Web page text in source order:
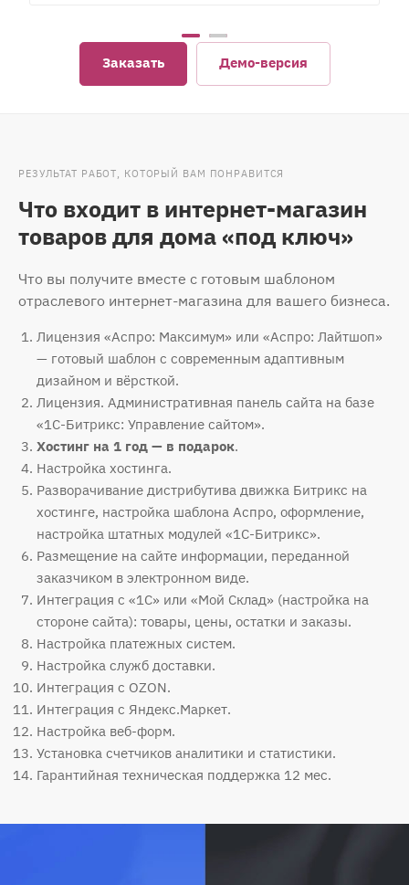
Заказать Демо-версия
РЕЗУЛЬТАТ РАБОТ, КОТОРЫЙ ВАМ ПОНРАВИТСЯ
Что входит в интернет-магазин
товаров для дома «под ключ»
Что вы получите вместе с готовым шаблоном
отраслевого интернет-магазина для вашего бизнеса.
Лицензия «Аспро: Максимум» или «Аспро: Лайтшоп»
— готовый шаблон с современным адаптивным
дизайном и вёрсткой.
Лицензия. Административная панель сайта на базе
«1С-Битрикс: Управление сайтом».
Хостинг на 1 год — в подарок.
Настройка хостинга.
Разворачивание дистрибутива движка Битрикс на
хостинге, настройка шаблона Аспро, оформление,
настройка штатных модулей «1С-Битрикс».
Размещение на сайте информации, переданной
заказчиком в электронном виде.
Интеграция с «1С» или «Мой Склад» (настройка на
стороне сайта): товары, цены, остатки и заказы.
Настройка платежных систем.
Настройка служб доставки.
Интеграция с OZON.
Интеграция с Яндекс.Маркет.
Настройка веб-форм.
Установка счетчиков аналитики и статистики.
Гарантийная техническая поддержка 12 мес.